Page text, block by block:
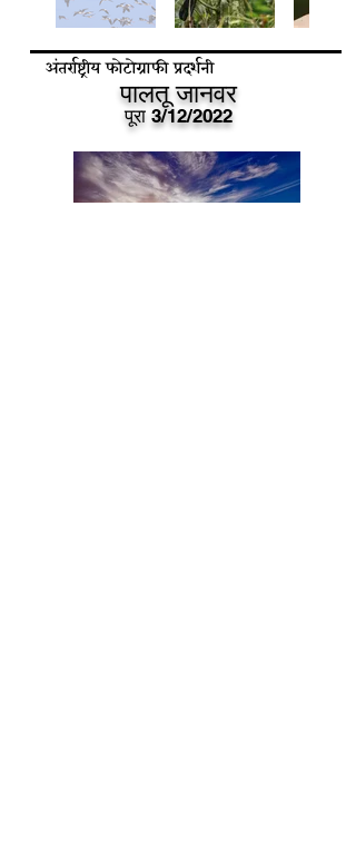
अंतर्राष्ट्रीय फोटोग्राफी प्रदर्शनी
पालतू जानवर
पूरा 3/12/2022